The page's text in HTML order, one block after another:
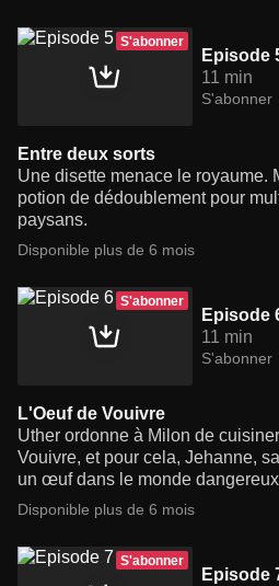
S'abonner
Episode
11 min
S'abonner
Entre deux sorts
Une disette menace le royaume.
potion de dédoublement pour
paysans.
Disponible plus de 6 mois
S'abonner
Episode
11 min
S'abonner
L'Oeuf de Vouivre
Uther ordonne à Milon de
Vouivre, et pour cela, Jehanne,
un œuf dans le monde
Disponible plus de 6 mois
S'abonner
Episode